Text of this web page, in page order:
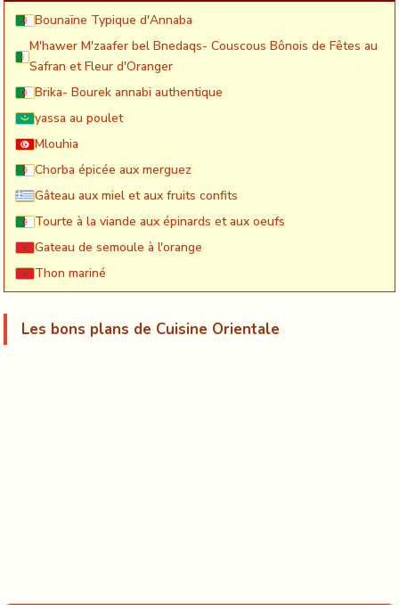
Bounaïne Typique d'Annaba
M'hawer M'zaafer bel Bnedaqs- Couscous Bônois de Fêtes au
Safran et Fleur d'Oranger
Brika- Bourek annabi authentique
yassa au poulet
Mlouhia
Chorba épicée aux merguez
Gâteau aux miel et aux fruits confits
Tourte à la viande aux épinards et aux oeufs
Gateau de semoule à l'orange
Thon mariné
Les bons plans de Cuisine Orientale